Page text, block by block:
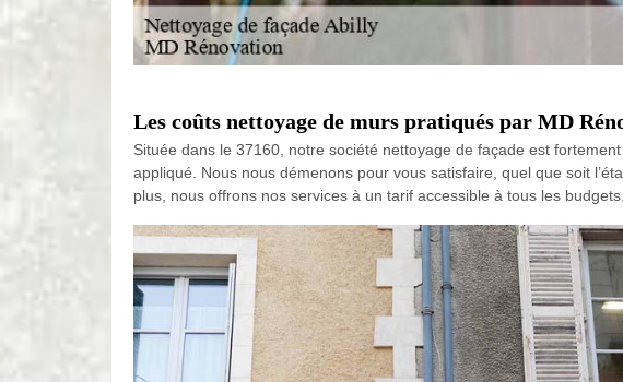
Les coûts nettoyage de murs pratiqués par MD
Située dans le 37160, notre société nettoyage de façade est
appliqué. Nous nous démenons pour vous satisfaire, quel que soit
plus, nous offrons nos services à un tarif accessible à tous les